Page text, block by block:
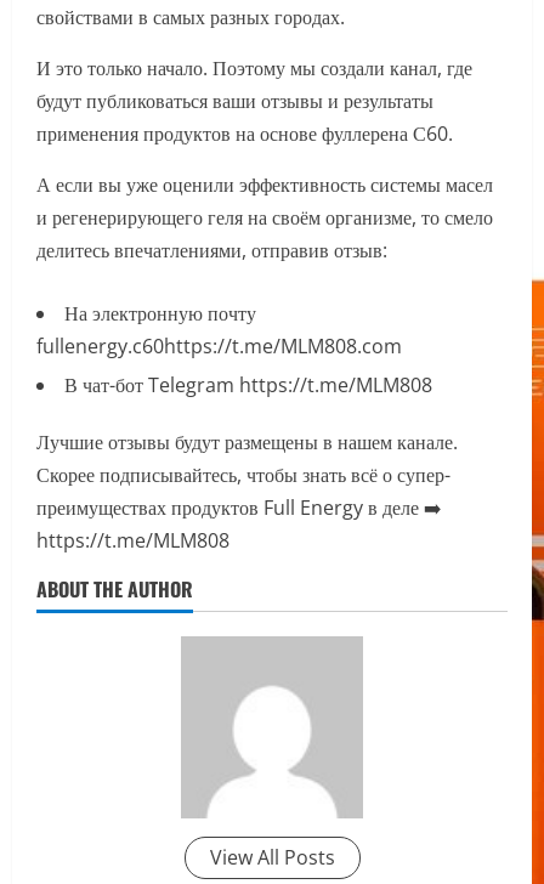
свойствами в самых разных городах.
И это только начало. Поэтому мы создали канал, где
будут публиковаться ваши отзывы и результаты
применения продуктов на основе фуллерена С60.
А если вы уже оценили эффективность системы масел
и регенерирующего геля на своём организме, то смело
делитесь впечатлениями, отправив отзыв:
На электронную почту
fullenergy.c60https://t.me/MLM808.com
В чат-бот Telegram https://t.me/MLM808
Лучшие отзывы будут размещены в нашем канале.
Скорее подписывайтесь, чтобы знать всё о супер-
преимуществах продуктов Full Energy в деле ➡️
https://t.me/MLM808
ABOUT THE AUTHOR
View All Posts